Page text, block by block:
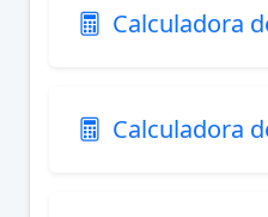
Calculadora
Calculadora